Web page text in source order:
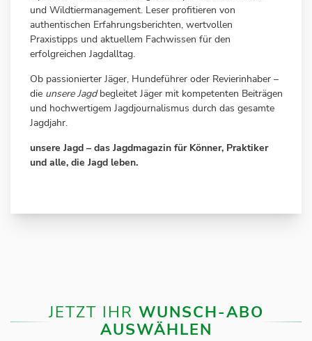
und Wildtiermanagement. Leser profitieren von
authentischen Erfahrungsberichten, wertvollen
Praxistipps und aktuellem Fachwissen für den
erfolgreichen Jagdalltag.
Ob passionierter Jäger, Hundeführer oder Revierinhaber –
die unsere Jagdbegleitet Jäger mit kompetenten Beiträgen
und hochwertigem Jagdjournalismus durch das gesamte
Jagdjahr.
unsere Jagd – das Jagdmagazin für Könner, Praktiker
und alle, die Jagd leben.
JETZT IHR WUNSCH-ABO
AUSWÄHLEN